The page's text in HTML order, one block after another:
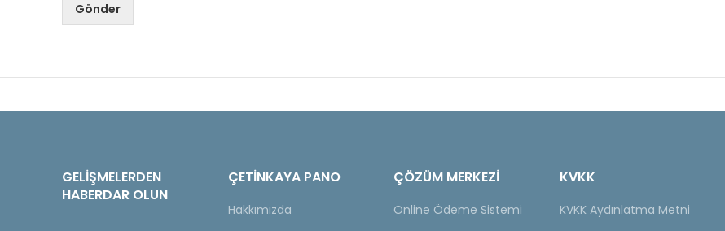
Gönder
GELIŞMELERDEN
HABERDAR OLUN
ÇETINKAYA PANO
Hakkımızda
ÇÖZÜM MERKEZİ
Online Ödeme Sistemi
KVKK
KVKK Aydınlatma Metni